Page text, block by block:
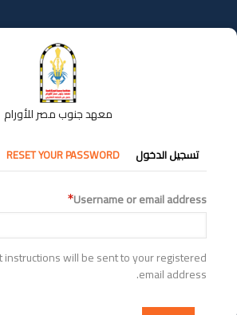
إلى
المحتوى
معهد جنوب مصر للأورام
التبويبات
الأساسية
تسجيل الدخول RESET YOUR PASSWORD
Username or email address
will be sent to your registered
email address.